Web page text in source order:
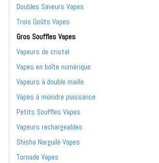
Doubles Saveurs Vapes
Trois Goûts Vapes
Gros Souffles Vapes
Vapeurs de cristal
Vapes en boîte numérique
Vapeurs à double maille
Vapes à moindre puissance
Petits Souffles Vapes
Vapeurs rechargeables
Shisha Narguilé Vapes
Tornade Vapes